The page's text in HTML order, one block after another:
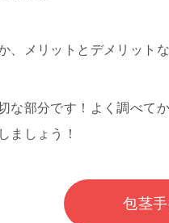
、メリットとデメリット
な部分です！よく調べて
ましょう！
包茎